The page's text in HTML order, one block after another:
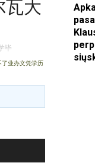
瓦大
毕
了业办文凭学历